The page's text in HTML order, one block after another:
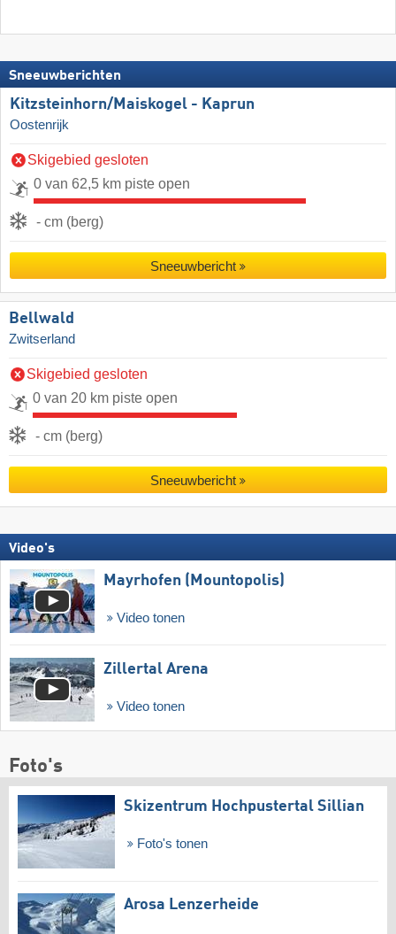
Sneeuwberichten
Kitzsteinhorn/​Maiskogel - Kaprun
Oostenrijk
Skigebied gesloten
0 van 62,5 km piste open
- cm (berg)
Sneeuwbericht
Bellwald
Zwitserland
Skigebied gesloten
0 van 20 km piste open
- cm (berg)
Sneeuwbericht
Video's
Mayrhofen (Mountopolis)
Video tonen
Zillertal Arena
Video tonen
Foto's
Skizentrum Hochpustertal Sillian
Foto's tonen
Arosa Lenzerheide